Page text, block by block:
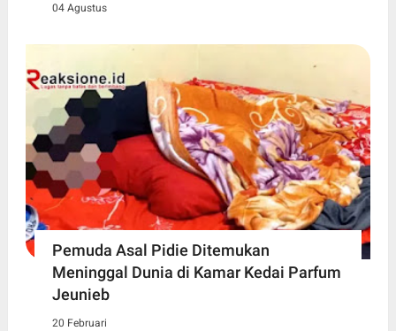
04 Agustus
Pemuda Asal Pidie Ditemukan
Meninggal Dunia di Kamar Kedai Parfum
Jeunieb
20 Februari